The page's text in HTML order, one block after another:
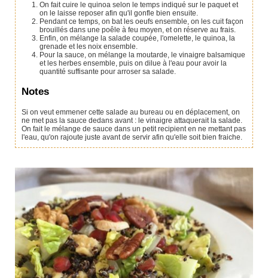
On fait cuire le quinoa selon le temps indiqué sur le paquet et
on le laisse reposer afin qu'il gonfle bien ensuite.
Pendant ce temps, on bat les oeufs ensemble, on les cuit façon
brouillés dans une poêle à feu moyen, et on réserve au frais.
Enfin, on mélange la salade coupée, l'omelette, le quinoa, la
grenade et les noix ensemble.
Pour la sauce, on mélange la moutarde, le vinaigre balsamique
et les herbes ensemble, puis on dilue à l'eau pour avoir la
quantité suffisante pour arroser sa salade.
Notes
Si on veut emmener cette salade au bureau ou en déplacement, on
ne met pas la sauce dedans avant : le vinaigre attaquerait la salade.
On fait le mélange de sauce dans un petit recipient en ne mettant pas
l'eau, qu'on rajoute juste avant de servir afin qu'elle soit bien fraiche.